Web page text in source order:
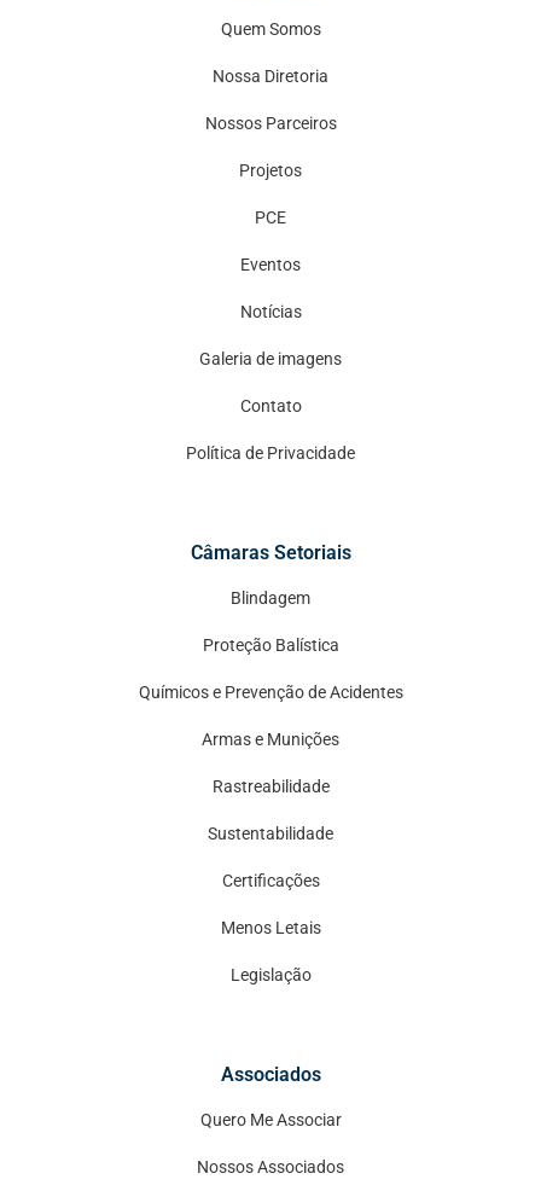
Quem Somos
Nossa Diretoria
Nossos Parceiros
Projetos
PCE
Eventos
Notícias
Galeria de imagens
Contato
Política de Privacidade
Câmaras Setoriais
Blindagem
Proteção Balística
Químicos e Prevenção de Acidentes
Armas e Munições
Rastreabilidade
Sustentabilidade
Certificações
Menos Letais
Legislação
Associados
Quero Me Associar
Nossos Associados